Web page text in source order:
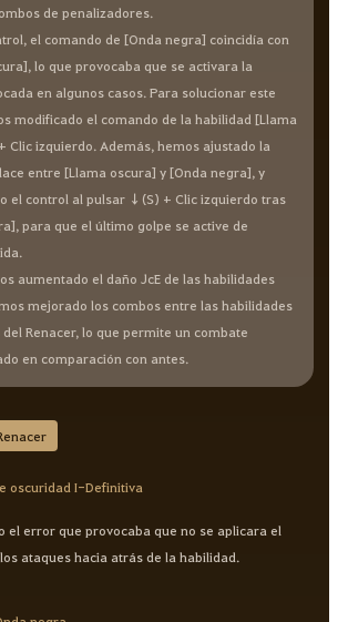
de penalizadores.
el comando de [Onda negra] coincidía con
lo que provocaba que se activara la
en algunos casos. Para solucionar este
modificado el comando de la habilidad [Llama
Clic izquierdo. Además, hemos ajustado la
entre [Llama oscura] y [Onda negra], y
el control al pulsar ↓(S) + Clic izquierdo tras
para que el último golpe se active de
aumentado el daño JcE de las habilidades
mejorado los combos entre las habilidades
del Renacer, lo que permite un combate
en comparación con antes.
oscuridad I-Definitiva
el error que provocaba que no se aplicara el
ataques hacia atrás de la habilidad.